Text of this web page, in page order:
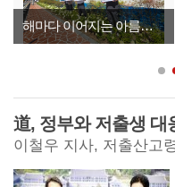
해마다 이어지는 아름다운 여름 볼거리 선사